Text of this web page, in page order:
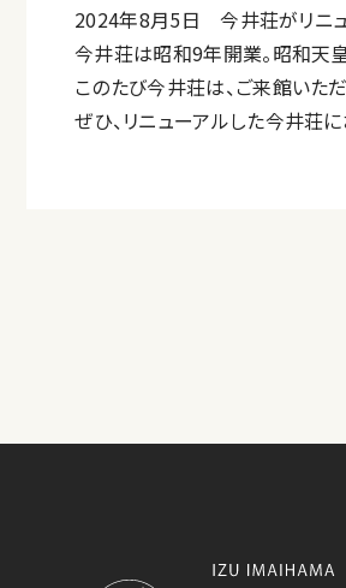
2024年8月5日 今井荘がリニュ
今井荘は昭和9年開業。昭和天
このたび今井荘は、ご来館いた
ぜひ、リニューアルした今井荘に